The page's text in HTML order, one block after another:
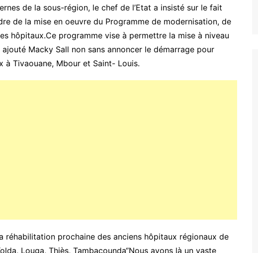
de la sous-région, le chef de l’Etat a insisté sur le fait
de la mise en oeuvre du Programme de modernisation, de
hôpitaux.Ce programme vise à permettre la mise à niveau
Macky Sall non sans annoncer le démarrage pour
à Tivaouane, Mbour et Saint- Louis.
réhabilitation prochaine des anciens hôpitaux régionaux de
Louga, Thiès, Tambacounda‘’Nous avons là un vaste